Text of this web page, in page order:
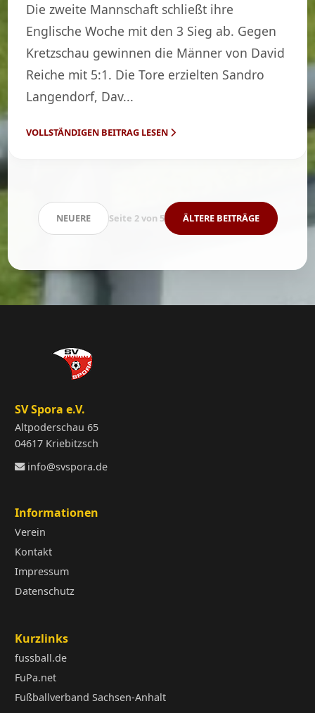
Die zweite Mannschaft schließt ihre
Englische Woche mit den 3 Sieg ab. Gegen
Kretzschau gewinnen die Männer von David
Reiche mit 5:1. Die Tore erzielten Sandro
Langendorf, Dav...
VOLLSTÄNDIGEN BEITRAG LESEN
NEUERE Seite 2 von 5 ÄLTERE BEITRÄGE
SV Spora e.V.
Altpoderschau 65
04617 Kriebitzsch
info@svspora.de
Informationen
Verein
Kontakt
Impressum
Datenschutz
Kurzlinks
fussball.de
FuPa.net
Fußballverband Sachsen-Anhalt